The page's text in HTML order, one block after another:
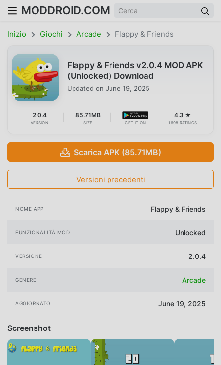
MODDROID.COM
Inizio Giochi Arcade Flappy & Friends
Flappy & Friends v2.0.4 MOD APK
(Unlocked) Download
Updated on June 19, 2025
2.0.4
VERSION
85.71MB
SIZE GET IT ON
4.3 ★
1698 RATINGS
Scarica APK (85.71MB)
Versioni precedenti
NOME APP Flappy & Friends
FUNZIONALITÀ MOD Unlocked
VERSIONE 2.0.4
GENERE Arcade
AGGIORNATO June 19, 2025
Screenshot